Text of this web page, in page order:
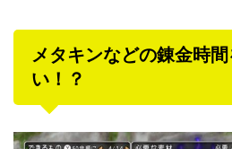
メタキンなどの錬金時
い！？